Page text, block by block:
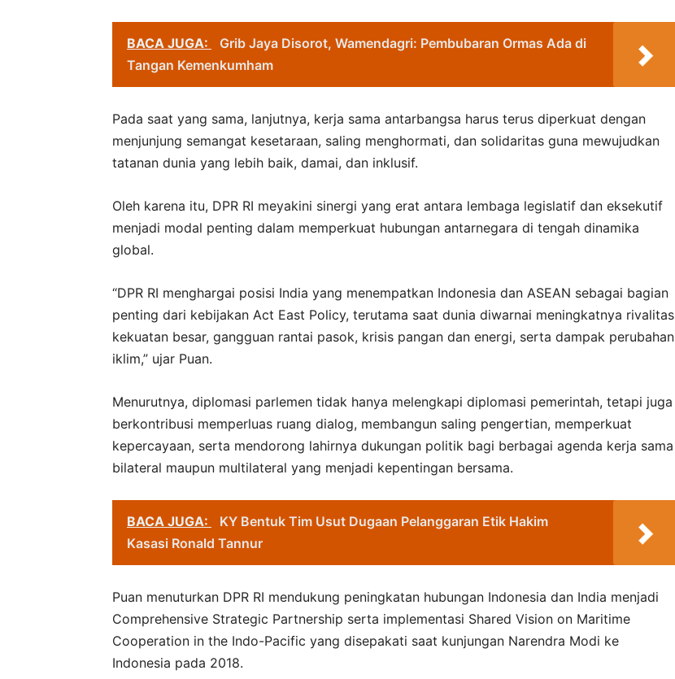
BACA JUGA:
Grib Jaya Disorot, Wamendagri: Pembubaran Ormas Ada di
Tangan Kemenkumham
Pada saat yang sama, lanjutnya, kerja sama antarbangsa harus terus diperkuat dengan
menjunjung semangat kesetaraan, saling menghormati, dan solidaritas guna mewujudkan
tatanan dunia yang lebih baik, damai, dan inklusif.
Oleh karena itu, DPR RI meyakini sinergi yang erat antara lembaga legislatif dan eksekutif
menjadi modal penting dalam memperkuat hubungan antarnegara di tengah dinamika
global.
“DPR RI menghargai posisi India yang menempatkan Indonesia dan ASEAN sebagai bagian
penting dari kebijakan Act East Policy, terutama saat dunia diwarnai meningkatnya rivalitas
kekuatan besar, gangguan rantai pasok, krisis pangan dan energi, serta dampak perubahan
iklim,” ujar Puan.
Menurutnya, diplomasi parlemen tidak hanya melengkapi diplomasi pemerintah, tetapi juga
berkontribusi memperluas ruang dialog, membangun saling pengertian, memperkuat
kepercayaan, serta mendorong lahirnya dukungan politik bagi berbagai agenda kerja sama
bilateral maupun multilateral yang menjadi kepentingan bersama.
BACA JUGA:
KY Bentuk Tim Usut Dugaan Pelanggaran Etik Hakim
Kasasi Ronald Tannur
Puan menuturkan DPR RI mendukung peningkatan hubungan Indonesia dan India menjadi
Comprehensive Strategic Partnership serta implementasi Shared Vision on Maritime
Cooperation in the Indo-Pacific yang disepakati saat kunjungan Narendra Modi ke
Indonesia pada 2018.